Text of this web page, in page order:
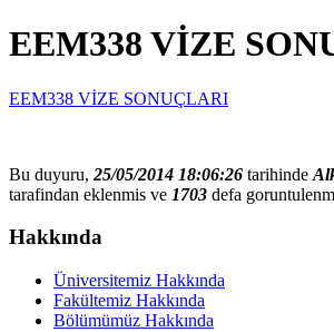
EEM338 VİZE
EEM338 VİZE SONUÇLARI
Bu duyuru, 25/05/2014 18:06:26 tarihinde
tarafindan eklenmis ve 1703 defa
Hakkında
Üniversitemiz Hakkında
Fakültemiz Hakkında
Bölümümüz Hakkında